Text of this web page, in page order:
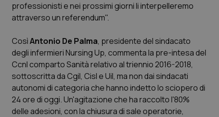
QS Pro
Abruzzo
Basilicata
Calabria
QS Pro Gold
Artrite & artrosi
Asma & BPCO
QS Club Newsletter
professionisti e nei prossimi giorni li interpelleremo
attraverso un referendum".
CosìAntonio De Palma, presidente del sindacato
degli infermieri Nursing Up, commenta la pre-intesa del
Ccnl comparto Sanità relativo al triennio 2016-2018,
sottoscritta da Cgil, Cisl e Uil, ma non dai sindacati
autonomi di categoria che hanno indetto lo sciopero di
24 ore di oggi. Un'agitazione che ha raccolto l'80%
delle adesioni, con la chiusura di sale operatorie,